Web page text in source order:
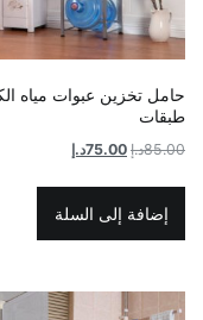
طبقات
85.00د.إ السعر
85.00د.إ.
75.00د.إ
75.00د.إ.
إضافة إلى السلة